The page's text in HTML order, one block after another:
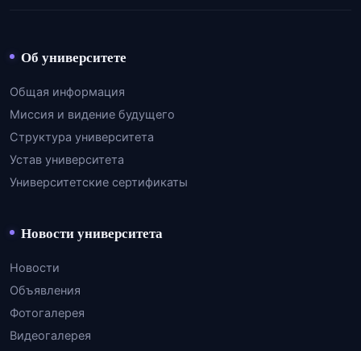
Об университете
Общая информация
Миссия и видение будущего
Структура университета
Устав университета
Университетские сертификаты
Новости университета
Новости
Объявления
Фотогалерея
Видеогалерея